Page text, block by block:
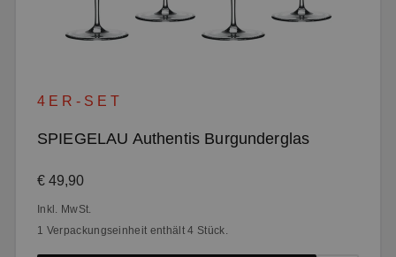
4ER-SET
SPIEGELAU Authentis Burgunderglas
Regulärer Preis:
€ 49,90
Inkl. MwSt.
1 Verpackungseinheit enthält 4 Stück.